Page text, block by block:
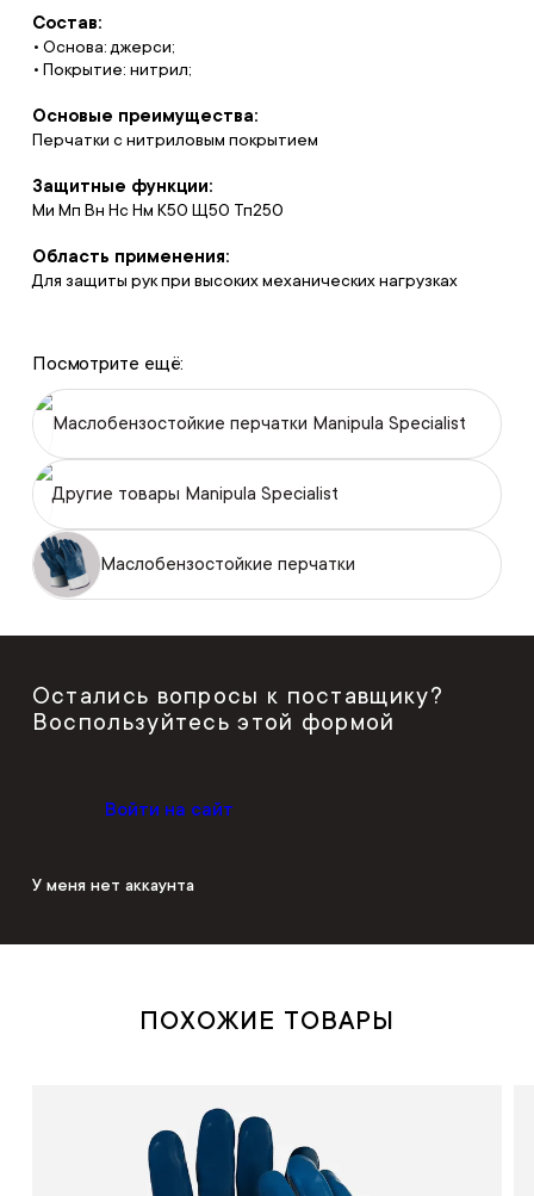
Состав:
• Основа: джерси;
• Покрытие: нитрил;
Основые преимущества:
Перчатки с нитриловым покрытием
Защитные функции:
Ми Мп Вн Нс Нм К50 Щ50 Тп250
Область применения:
Для защиты рук при высоких механических нагрузках
Посмотрите ещё:
Маслобензостойкие перчатки Manipula Specialist
Другие товары Manipula Specialist
Маслобензостойкие перчатки
Остались вопросы к поставщику?
Воспользуйтесь этой формой
Войти на сайт
У меня нет аккаунта
ПОХОЖИЕ ТОВАРЫ